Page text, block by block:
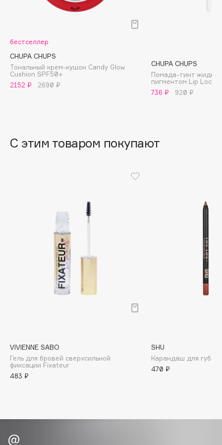
Baffy
Balmain Hair Couture
Banderas
Basicare
Beautyblades
НОВИНКА
Boadicea The Victorious
Brunello Cucinelli
Bvlgari
by TERRY
бестселлер
CHUPA CHUPS
Тональный крем-кушон Candy Glow
Cushion SPF50+
2152 ₽
2690 ₽
CHUPA CHUPS
Помада-тинт
пигментом Lip Locker
736 ₽
920 ₽
С этим товаром покупают
VIVIENNE SABO
Гель для бровей сверхсильной
фиксации Fixateur
483 ₽
SHU
Карандаш для губ
470 ₽